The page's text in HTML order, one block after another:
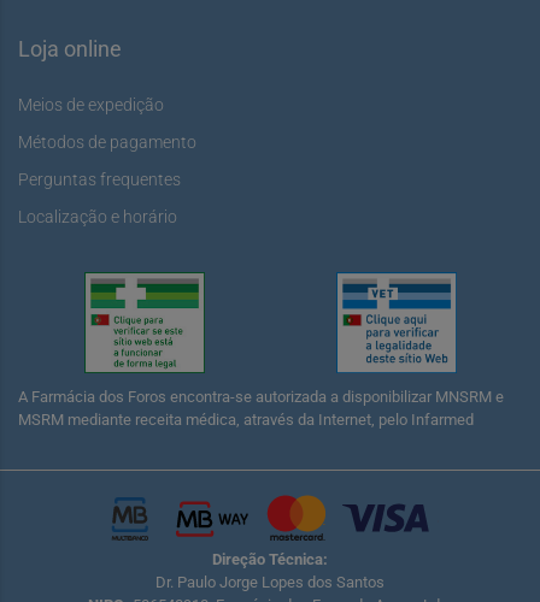
Loja online
Meios de expedição
Métodos de pagamento
Perguntas frequentes
Localização e horário
A Farmácia dos Foros encontra-se autorizada a disponibilizar MNSRM e
MSRM mediante receita médica, através da Internet, pelo Infarmed
Direção Técnica:
Dr. Paulo Jorge Lopes dos Santos